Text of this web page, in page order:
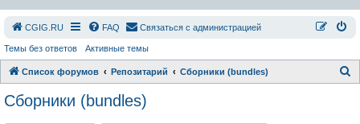
СGIG.RU FAQ Связаться с администрацией
Темы без ответов Активные темы
Список форумов Репозитарий Сборники (bundles)
Сборники (bundles)